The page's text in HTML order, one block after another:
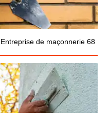
Entreprise de maçonnerie 68